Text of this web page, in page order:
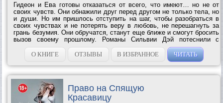
Гидеон и Ева готовы отказаться от всего, что имеют… но не от
своих чувств. Они обнажили друг перед другом не только тела, но
и души. Но им пришлось отступить на шаг, чтобы разобраться в
своих чувствах и не потерять веру в любовь, не перешагнуть за
грань безумия. Они обручатся, станут еще ближе и смогут бросить
вызов своему прошлому. Романы Сильвии Дэй потеснили с
первого места в списке бестселлеров New York Times
супербестселлер Пятьдесят...
О КНИГЕ ОТЗЫВЫ В ИЗБРАННОЕ ЧИТАТЬ
Право на Спящую
Красавицу